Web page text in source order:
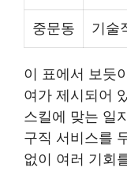
중문동 기술
이 표에서 보듯
여가 제시되어
스킬에 맞는 일
구직 서비스를
없이 여러 기회